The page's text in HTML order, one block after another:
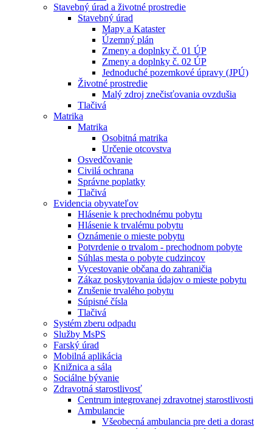
Stavebný úrad a životné prostredie
Stavebný úrad
Mapy a Kataster
Územný plán
Zmeny a doplnky č. 01 ÚP
Zmeny a doplnky č. 02 ÚP
Jednoduché pozemkové úpravy (JPÚ)
Životné prostredie
Malý zdroj znečisťovania ovzdušia
Tlačivá
Matrika
Matrika
Osobitná matrika
Určenie otcovstva
Osvedčovanie
Civilá ochrana
Správne poplatky
Tlačivá
Evidencia obyvateľov
Hlásenie k prechodnému pobytu
Hlásenie k trvalému pobytu
Oznámenie o mieste pobytu
Potvrdenie o trvalom - prechodnom pobyte
Súhlas mesta o pobyte cudzincov
Vycestovanie občana do zahraničia
Zákaz poskytovania údajov o mieste pobytu
Zrušenie trvalého pobytu
Súpisné čísla
Tlačivá
Systém zberu odpadu
Služby MsPS
Farský úrad
Mobilná aplikácia
Knižnica a sála
Sociálne bývanie
Zdravotná starostlivosť
Centrum integrovanej zdravotnej starostlivosti
Ambulancie
Všeobecná ambulancia pre deti a dorast